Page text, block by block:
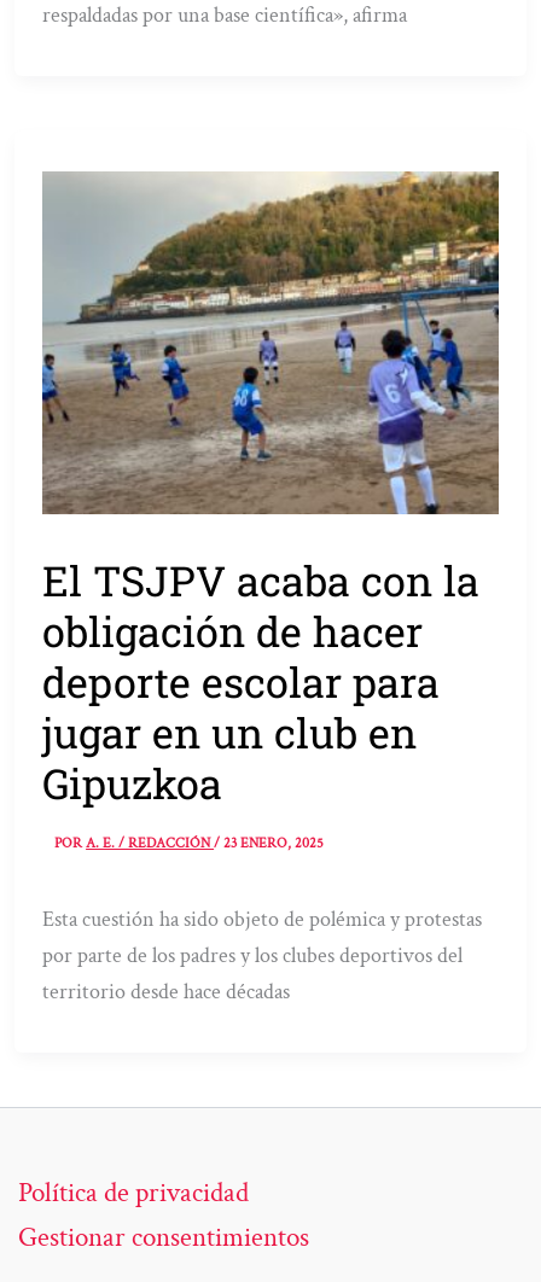
respaldadas por una base científica», afirma
El TSJPV acaba con la
obligación de hacer
deporte escolar para
jugar en un club en
Gipuzkoa
PORA. E. / REDACCIÓN/23 ENERO, 2025
Esta cuestión ha sido objeto de polémica y protestas
por parte de los padres y los clubes deportivos del
territorio desde hace décadas
Política de privacidad
Gestionar consentimientos